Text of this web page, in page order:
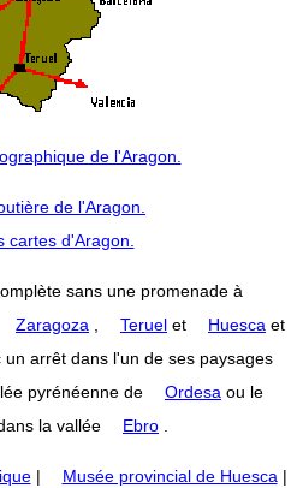
de l'Aragon.
de l'Aragon.
cartes d'Aragon.
sans une promenade à
Zaragoza Teruel et Huesca et
un arrêt dans l'un de ses paysages
pyrénéenne de
Ordesa ou le
la vallée Ebro
| Musée provincial de Huesca |